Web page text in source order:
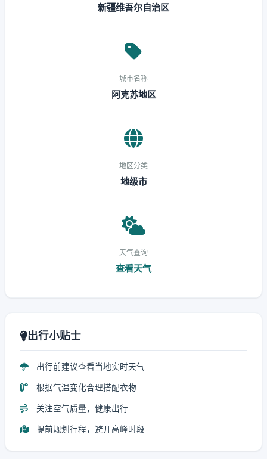
新疆维吾尔自治区
城市名称
阿克苏地区
地区分类
地级市
天气查询
查看天气
出行小贴士
出行前建议查看当地实时天气
根据气温变化合理搭配衣物
关注空气质量，健康出行
提前规划行程，避开高峰时段